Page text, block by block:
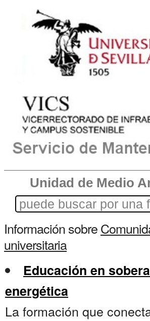
Unidad de Medio
Información sobre
universitaria
Educación en
energética
La formación que